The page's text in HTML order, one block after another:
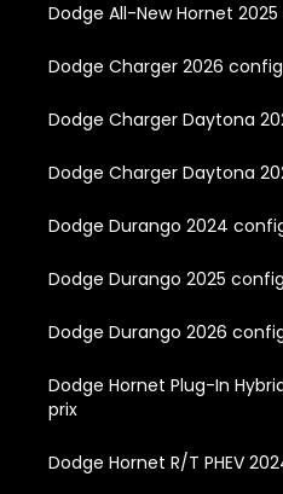
Dodge All-New Hornet
Dodge Charger 2026
Dodge Charger Daytona
Dodge Charger Daytona
Dodge Durango 2024
Dodge Durango 2025
Dodge Durango 2026
Dodge Hornet Plug-In
prix
Dodge Hornet R/T PHEV